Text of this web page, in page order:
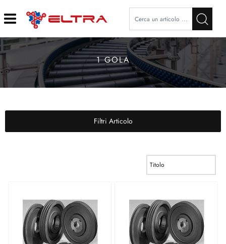
Open
1 GOLA
Filtri Articolo